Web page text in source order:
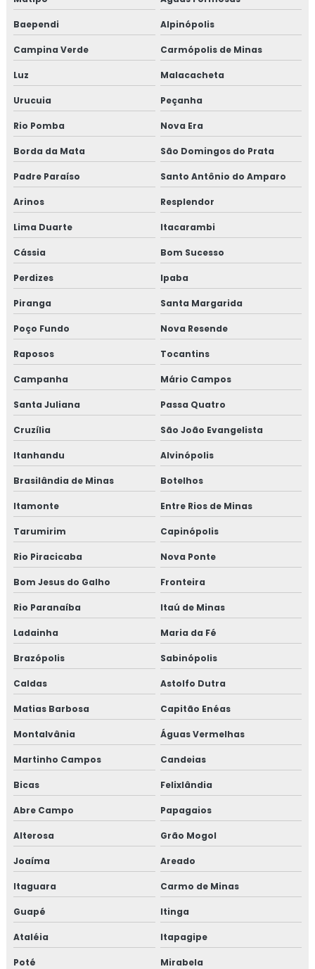
Treinamento em HACCP APPCC
Treinamento em HACCP APPCC com foco no BRCGS
Treinamento em HACCP codex alimentarius
Treinamento em homologação de fornecedor
Treinamento em ifs food
Treinamento em implantação de programa 5s
Treinamento em implementação gfsi
Treinamento em indicadores de desempenho
Treinamento em iso 14001
Treinamento em iso 17025
Treinamento em iso 9001
Treinamento em legislação de alimentos
Treinamento em manipulação de alimentos
Treinamento em mapeamento de processos e gestão de
riscos
Treinamento em microbiologia de alimento
Treinamento em microbiologia de alimentos com base
em salmonella
Treinamento em migração para versão 6.0 da norma
FSSC 22000
Treinamento em norma brc
Treinamento em norma FSSC 22000
Treinamento em plano gerenciamento de resíduos
sólidos
Treinamento em política da qualidade
Treinamento em processos e elaboração de relatório de
auditoria
Treinamento em programa 5s
Treinamento em rastreabilidade e recall
Treinamento em reciclagem equipe HACCP
Treinamento em reciclagem sobre segurança dos
alimentos
Baependi Alpinópolis
Campina Verde Carmópolis de Minas
Luz Malacacheta
Urucuia Peçanha
Rio Pomba Nova Era
Borda da Mata São Domingos do Prata
Padre Paraíso Santo Antônio do Amparo
Arinos Resplendor
Lima Duarte Itacarambi
Cássia Bom Sucesso
Perdizes Ipaba
Piranga Santa Margarida
Poço Fundo Nova Resende
Raposos Tocantins
Campanha Mário Campos
Santa Juliana Passa Quatro
Cruzília São João Evangelista
Itanhandu Alvinópolis
Brasilândia de Minas Botelhos
Itamonte Entre Rios de Minas
Tarumirim Capinópolis
Rio Piracicaba Nova Ponte
Bom Jesus do Galho Fronteira
Rio Paranaíba Itaú de Minas
Ladainha Maria da Fé
Brazópolis Sabinópolis
Caldas Astolfo Dutra
Matias Barbosa Capitão Enéas
Montalvânia Águas Vermelhas
Martinho Campos Candeias
Bicas Felixlândia
Abre Campo Papagaios
Alterosa Grão Mogol
Joaíma Areado
Itaguara Carmo de Minas
Guapé Itinga
Ataléia Itapagipe
Poté Mirabela